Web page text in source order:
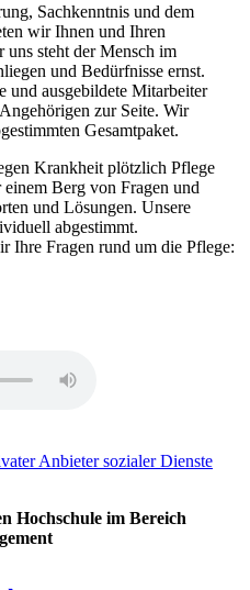
Sachkenntnis und dem
wir Ihnen und Ihren
steht der Mensch im
und Bedürfnisse ernst.
und ausgebildete Mitarbeiter
zur Seite. Wir
Gesamtpaket.
Krankheit plötzlich Pflege
Berg von Fragen und
und Lösungen. Unsere
abgestimmt.
Ihre Fragen rund um die Pflege:
Hochschule im Bereich